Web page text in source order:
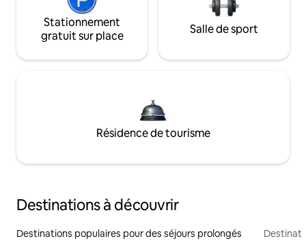
Stationnement
gratuit sur place
Salle de sport
Résidence de tourisme
Destinations à découvrir
Destinations populaires pour des séjours prolongés